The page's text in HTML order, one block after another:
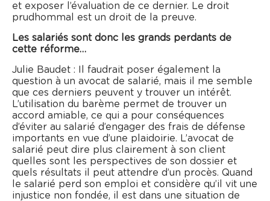
et exposer l’évaluation de ce dernier. Le droit
prudhommal est un droit de la preuve.
Les salariés sont donc les grands perdants de
cette réforme…
Julie Baudet : Il faudrait poser également la
question à un avocat de salarié, mais il me semble
que ces derniers peuvent y trouver un intérêt.
L’utilisation du barème permet de trouver un
accord amiable, ce qui a pour conséquences
d’éviter au salarié d’engager des frais de défense
importants en vue d’une plaidoirie. L’avocat de
salarié peut dire plus clairement à son client
quelles sont les perspectives de son dossier et
quels résultats il peut attendre d’un procès. Quand
le salarié perd son emploi et considère qu’il vit une
injustice non fondée, il est dans une situation de